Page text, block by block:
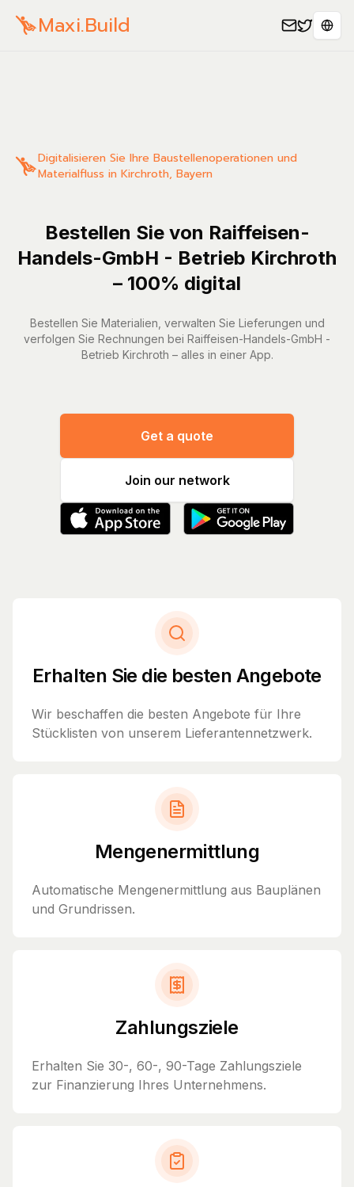
Maxi.Build
Digitalisieren Sie Ihre Baustellenoperationen und
Materialfluss in Kirchroth, Bayern
Bestellen Sie von Raiffeisen-
Handels-GmbH - Betrieb Kirchroth
– 100% digital
Bestellen Sie Materialien, verwalten Sie Lieferungen und
verfolgen Sie Rechnungen bei Raiffeisen-Handels-GmbH -
Betrieb Kirchroth – alles in einer App.
Get a quote
Join our network
Erhalten Sie die besten Angebote
Wir beschaffen die besten Angebote für Ihre
Stücklisten von unserem Lieferantennetzwerk.
Mengenermittlung
Automatische Mengenermittlung aus Bauplänen
und Grundrissen.
Zahlungsziele
Erhalten Sie 30-, 60-, 90-Tage Zahlungsziele
zur Finanzierung Ihres Unternehmens.